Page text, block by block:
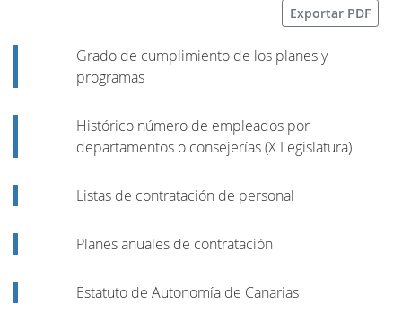
Exportar PDF
Grado de cumplimiento de los planes y
programas
Histórico número de empleados por
departamentos o consejerías (X Legislatura)
Listas de contratación de personal
Planes anuales de contratación
Estatuto de Autonomía de Canarias